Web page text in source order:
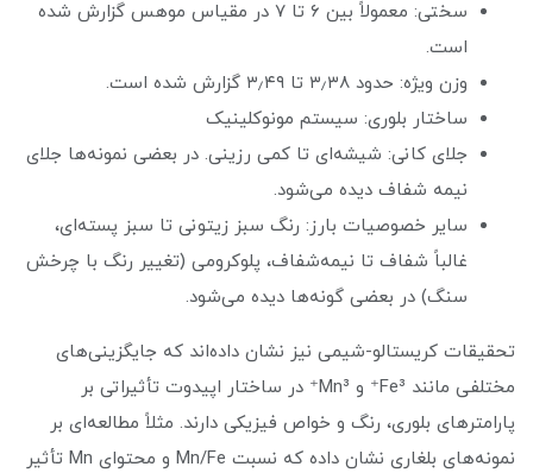
سختی: معمولاً بین ۶ تا ۷ در مقیاس موهس گزارش شده
است.
وزن ویژه: حدود ۳٫۳۸ تا ۳٫۴۹ گزارش شده است.
ساختار بلوری: سیستم مونوکلینیک
جلای کانی: شیشه‌ای تا کمی رزینی. در بعضی نمونه‌ها جلای
نیمه شفاف دیده می‌شود.
سایر خصوصیات بارز: رنگ سبز زیتونی تا سبز پسته‌ای،
غالباً شفاف تا نیمه‌شفاف، پلوکرومی (تغییر رنگ با چرخش
سنگ) در بعضی گونه‌ها دیده می‌شود.
تحقیقات کریستالو-شیمی نیز نشان داده‌اند که جایگزینی‌های
مختلفی مانند Fe³⁺ و Mn³⁺ در ساختار اپیدوت تأثیراتی بر
پارامترهای بلوری، رنگ و خواص فیزیکی دارند. مثلاً مطالعه‌ای بر
نمونه‌های بلغاری نشان داده که نسبت Mn/Fe و محتوای Mn تأثیر